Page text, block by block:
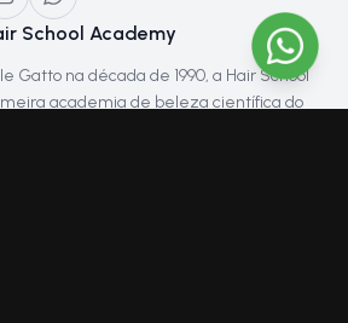
School Academy
Gatto na década de 1990, a Hair School
academia de beleza científica do